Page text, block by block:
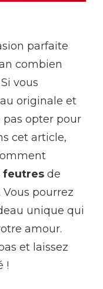
parfaite
combien
vous
originale et
pas opter pour
cet article,
feutres de
pourrez
unique qui
amour.
et laissez
!